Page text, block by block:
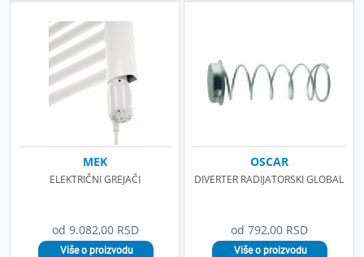
od 9.082,00 RSD
MEK
ELEKTRIČNI GREJAČI
od 792,00 RSD
OSCAR
DIVERTER RADIJATORSKI GLOBAL